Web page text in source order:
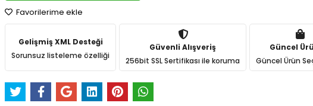
Favorilerime ekle
Gelişmiş XML Desteği
Sorunsuz listeleme özelliği
Güvenli Alışveriş
256bit SSL Sertifikası ile koruma
Güncel
Güncel Ürün